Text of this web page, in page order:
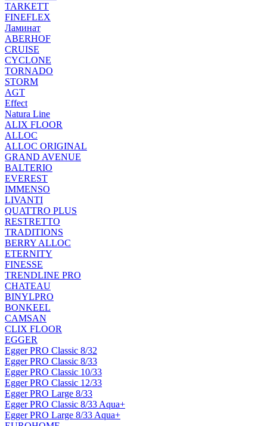
TARKETT
FINEFLEX
Ламинат
ABERHOF
CRUISE
CYCLONE
TORNADO
STORM
AGT
Effect
Natura Line
ALIX FLOOR
ALLOC
ALLOC ORIGINAL
GRAND AVENUE
BALTERIO
EVEREST
IMMENSO
LIVANTI
QUATTRO PLUS
RESTRETTO
TRADITIONS
BERRY ALLOC
ETERNITY
FINESSE
TRENDLINE PRO
CHATEAU
BINYLPRO
BONKEEL
CAMSAN
CLIX FLOOR
EGGER
Egger PRO Classic 8/32
Egger PRO Classic 8/33
Egger PRO Classic 10/33
Egger PRO Classic 12/33
Egger PRO Large 8/33
Egger PRO Classic 8/33 Aqua+
Egger PRO Large 8/33 Aqua+